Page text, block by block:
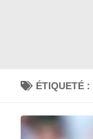
ÉTIQUETÉ :